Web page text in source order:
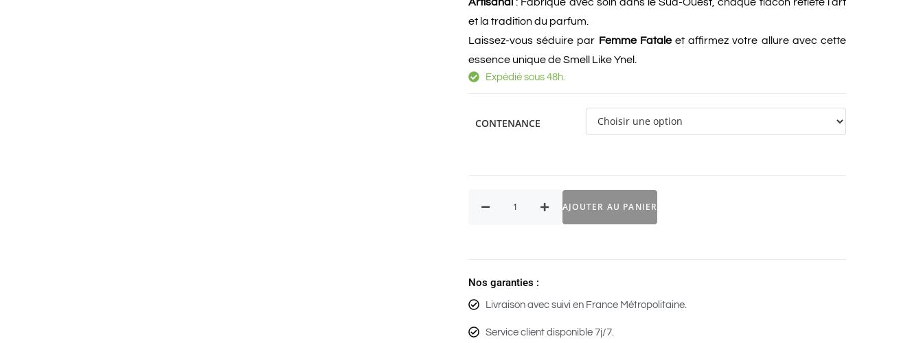
et la tradition du parfum.
Laissez-vous séduire par Femme Fataleet affirmez votre allure avec cette
essence unique de Smell Like Ynel.
Expédié sous 48h.
CONTENANCE
AJOUTER AU PANIER
Nos garanties :
Livraison avec suivi en France Métropolitaine.
Service client disponible 7j/7.